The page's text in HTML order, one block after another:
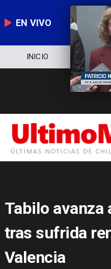
EN VIVO
NOTICIERO
Tabilo avanza
tras sufrida
Valencia